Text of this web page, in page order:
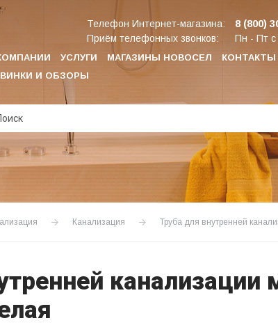
УСЛУГИ МАГАЗИНЫ НОВОСЕЛ КОНТАКТЫ
И ОБЗОРЫ
Телефон Интернет-магазина: 8 (800)
Приём телефонных звонков: Пн - Пт с
Канализация Труба для внутренней